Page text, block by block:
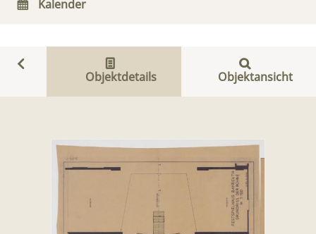
Kalender
Objektdetails Objektansicht